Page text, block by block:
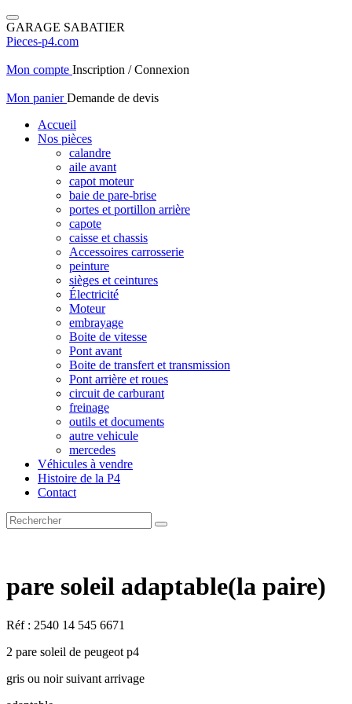
GARAGE SABATIER
Pieces-p4.com
Mon compte Inscription / Connexion
Mon panierDemande de devis
Accueil
Nos pièces
calandre
aile avant
capot moteur
baie de pare-brise
portes et portillon arrière
capote
caisse et chassis
Accessoires carrosserie
peinture
sièges et ceintures
Électricité
Moteur
embrayage
Boite de vitesse
Pont avant
Boite de transfert et transmission
Pont arrière et roues
circuit de carburant
freinage
outils et documents
autre vehicule
mercedes
Véhicules à vendre
Histoire de la P4
Contact
pare soleil adaptable(la paire)
Réf : 2540 14 545 6671
2 pare soleil de peugeot p4
gris ou noir suivant arrivage